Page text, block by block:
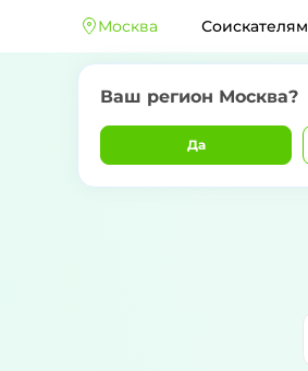
Москва
Ваш регион Москва?
Да
Соискателям